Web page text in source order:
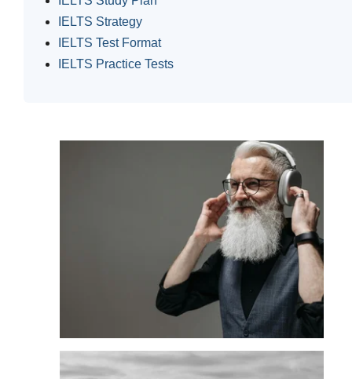
IELTS Strategy
IELTS Test Format
IELTS Practice Tests